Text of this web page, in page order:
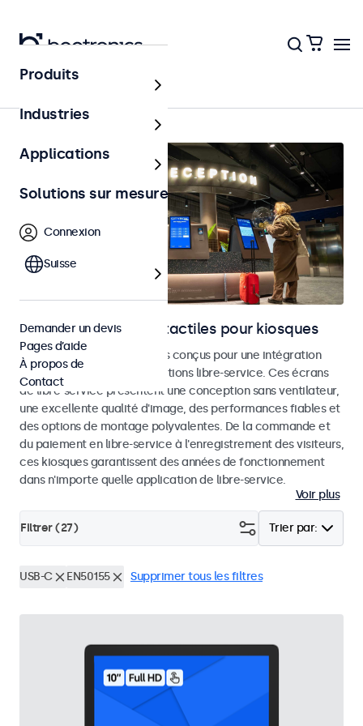
Accueil
Moniteurs et écrans tactiles pour kiosques
Moniteurs et écrans tactiles conçus pour une intégration
dans les kiosques et les solutions libre-service. Ces écrans
de libre-service présentent une conception sans ventilateur,
une excellente qualité d'image, des performances fiables et
des options de montage polyvalentes. De la commande et
du paiement en libre-service à l'enregistrement des visiteurs,
ces kiosques garantissent des années de fonctionnement
dans n'importe quelle application de libre-service.
Voir plus
Trier par:
Filtrer (27)
USB-C EN50155 Supprimer tous les filtres
Produits
Industries
Applications
Solutions sur mesure
Connexion
Suisse
Demander un devis
Pages d’aide
À propos de
Contact